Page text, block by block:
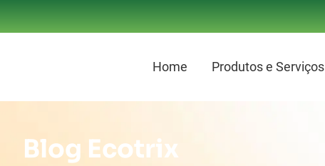
Home Produtos e Serviços
Blog Ecotrix